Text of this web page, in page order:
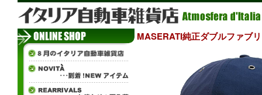
MASERATI純正ダブルファブ